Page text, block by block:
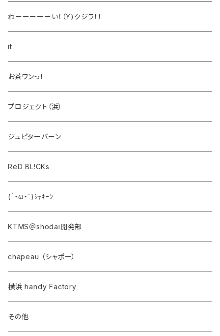
わーーーーーい！（Y)クジラ！！
it
お茶ワンっ！
プロジェクト（浜）
ジュピターバーン
RëD BL!CKs
(｀・ω・´)ｼｬｷｰﾝ
KTMS＠shodai開発部
chapeau （シャポー）
横浜 handy Factory
その他